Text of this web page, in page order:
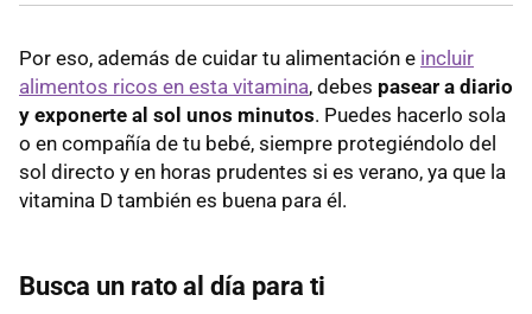
Por eso, además de cuidar tu alimentación e incluir
alimentos ricos en esta vitamina, debes pasear a diario
y exponerte al sol unos minutos. Puedes hacerlo sola
o en compañía de tu bebé, siempre protegiéndolo del
sol directo y en horas prudentes si es verano, ya que la
vitamina D también es buena para él.
Busca un rato al día para ti